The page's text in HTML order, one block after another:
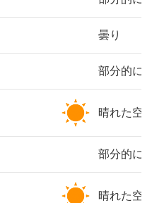
曇り
部分的に
晴れた空
部分的に
晴れた空